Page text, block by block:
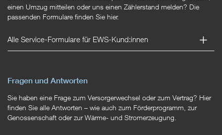
einen Umzug mitteilen oder uns einen Zählerstand melden? Die
passenden Formulare finden Sie hier.
Alle Service-Formulare für EWS-Kund:innen
Fragen und Antworten
Sie haben eine Frage zum Versorgerwechsel oder zum Vertrag? Hier
finden Sie alle Antworten – wie auch zum Förderprogramm, zur
Genossenschaft oder zur Wärme- und Stromerzeugung.